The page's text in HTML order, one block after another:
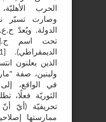
الحرب
وصارت تسيّر
الدولة. ويُعدّ
تحت اسم
الديمقراطي). [
1
الذين يعلنون
ولينين، صفة
في الواقع،
الثوريّة
تحريفيّة (أيّ
ممارستها